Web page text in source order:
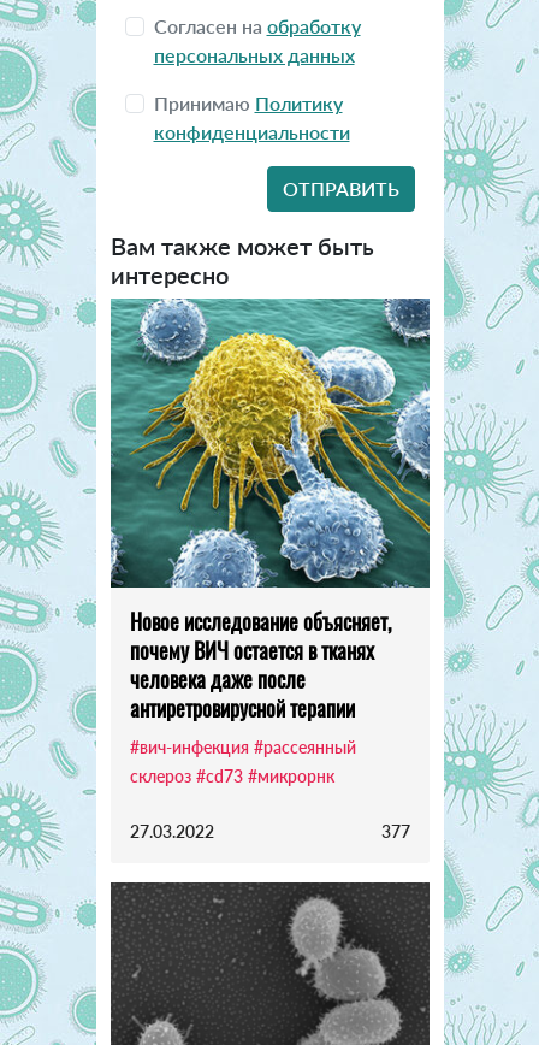
Согласен на обработку
персональных данных
Принимаю Политику
конфиденциальности
Вам также может быть
интересно
Новое исследование объясняет,
почему ВИЧ остается в тканях
человека даже после
антиретровирусной терапии
#вич-инфекция #рассеянный
склероз #cd73 #микрорнк
27.03.2022 377